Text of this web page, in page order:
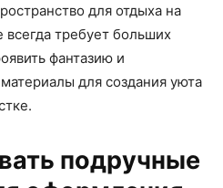
для отдыха на
всегда требует больших
фантазию и
для создания уюта
подручные